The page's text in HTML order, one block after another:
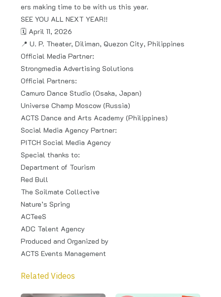
ers making time to be with us this year.
SEE YOU ALL NEXT YEAR!!
🗓️ April 11, 2026
📍 U. P. Theater, Diliman, Quezon City, Philippines
Official Media Partner:
Strongmedia Advertising Solutions
Official Partners:
Camuro Dance Studio (Osaka, Japan)
Universe Champ Moscow (Russia)
ACTS Dance and Arts Academy (Philippines)
Social Media Agency Partner:
PITCH Social Media Agency
Special thanks to:
Department of Tourism
Red Bull
The Soilmate Collective
Nature’s Spring
ACTeeS
ADC Talent Agency
Produced and Organized by
ACTS Events Management
Related Videos